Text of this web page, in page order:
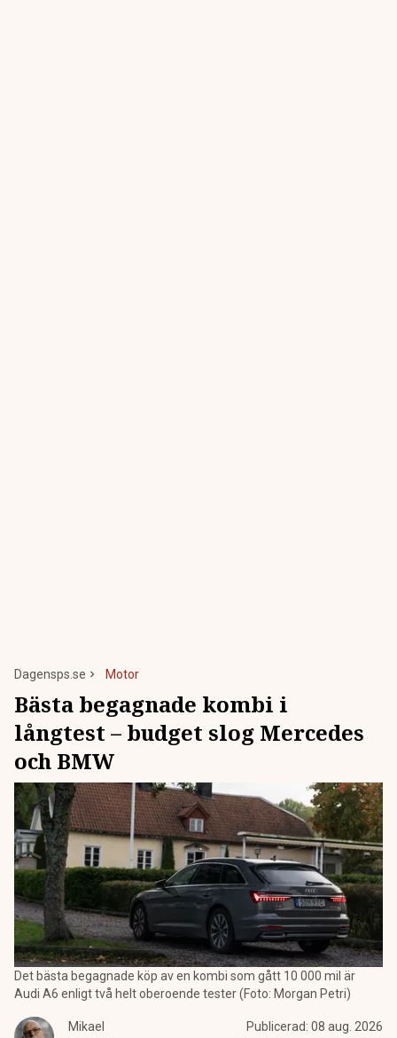
Dagensps.se Motor
Bästa begagnade kombi i
långtest – budget slog Mercedes
och BMW
Det bästa begagnade köp av en kombi som gått 10 000 mil är
Audi A6 enligt två helt oberoende tester (Foto: Morgan Petri)
Mikael
Publicerad: 08 aug. 2026